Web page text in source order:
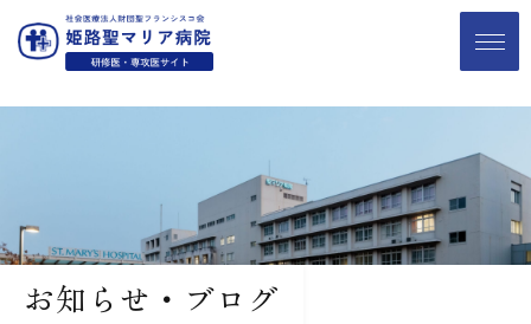
お知らせ・ブログ